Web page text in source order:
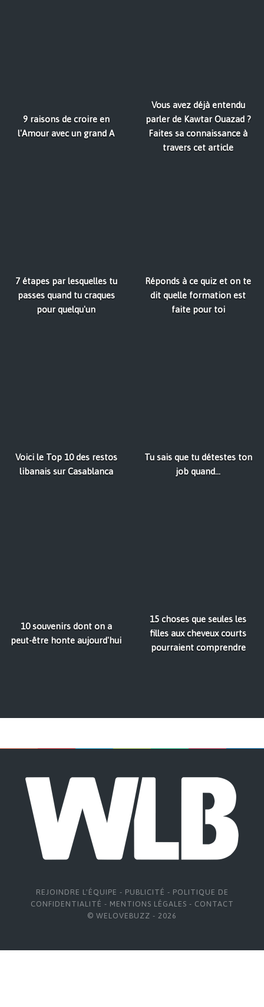
9 raisons de croire en
l'Amour avec un grand A
Vous avez déjà entendu
parler de Kawtar Ouazad ?
Faites sa connaissance à
travers cet article
7 étapes par lesquelles tu
passes quand tu craques
pour quelqu'un
Réponds à ce quiz et on te
dit quelle formation est
faite pour toi
Voici le Top 10 des restos
libanais sur Casablanca
Tu sais que tu détestes ton
job quand...
10 souvenirs dont on a
peut-être honte aujourd'hui
15 choses que seules les
filles aux cheveux courts
pourraient comprendre
REJOINDRE L'ÉQUIPE - PUBLICITÉ - POLITIQUE DE
CONFIDENTIALITÉ - MENTIONS LÉGALES - CONTACT
© WELOVEBUZZ - 2026